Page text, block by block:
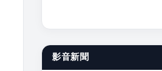
影音新聞